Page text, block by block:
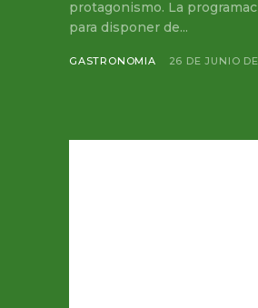
protagonismo. La programación de las jornadas incluye dos fines de semana
para disponer de...
GASTRONOMIA 26 DE JUNIO